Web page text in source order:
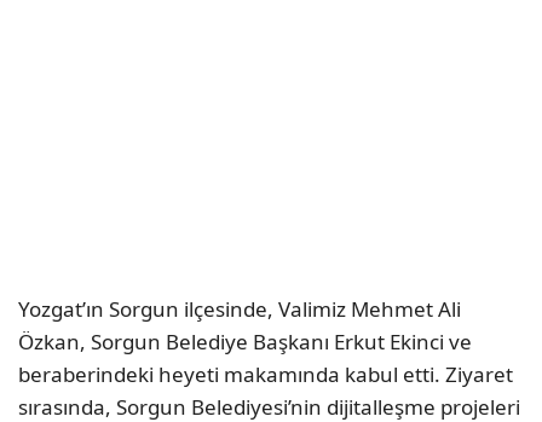
Yozgat’ın Sorgun ilçesinde, Valimiz Mehmet Ali
Özkan, Sorgun Belediye Başkanı Erkut Ekinci ve
beraberindeki heyeti makamında kabul etti. Ziyaret
sırasında, Sorgun Belediyesi’nin dijitalleşme projeleri